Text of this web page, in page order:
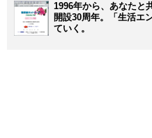
1996年から、あなたと
開設30周年。「生活エ
ていく。